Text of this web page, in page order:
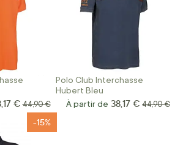
€ Prix normal
44,90 €
Polo Club Interchasse
Hubert Bleu
À partir de 38,17 € Prix
44,90 €
-15%